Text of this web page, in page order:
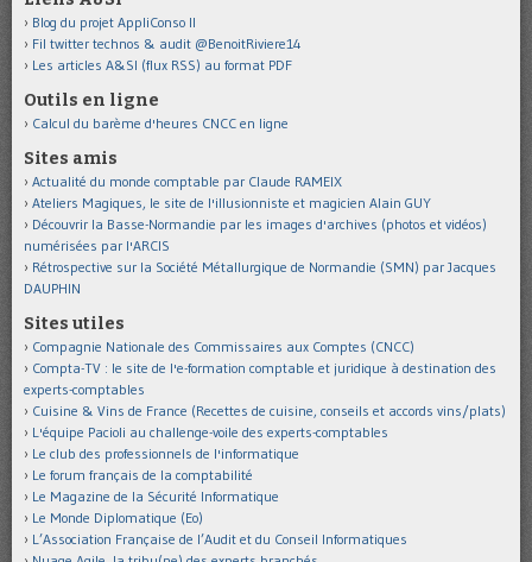
Blog du projet AppliConso II
Fil twitter technos & audit @BenoitRiviere14
Les articles A&SI (flux RSS) au format PDF
Outils en ligne
Calcul du barème d'heures CNCC en ligne
Sites amis
Actualité du monde comptable par Claude RAMEIX
Ateliers Magiques, le site de l'illusionniste et magicien Alain GUY
Découvrir la Basse-Normandie par les images d'archives (photos et vidéos)
numérisées par l'ARCIS
Rétrospective sur la Société Métallurgique de Normandie (SMN) par Jacques
DAUPHIN
Sites utiles
Compagnie Nationale des Commissaires aux Comptes (CNCC)
Compta-TV : le site de l'e-formation comptable et juridique à destination des
experts-comptables
Cuisine & Vins de France (Recettes de cuisine, conseils et accords vins/plats)
L'équipe Pacioli au challenge-voile des experts-comptables
Le club des professionnels de l'informatique
Le forum français de la comptabilité
Le Magazine de la Sécurité Informatique
Le Monde Diplomatique (Eo)
L’Association Française de l’Audit et du Conseil Informatiques